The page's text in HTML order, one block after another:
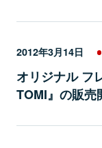
2012年3月14日
オリジナル フ
TOMI』の販売